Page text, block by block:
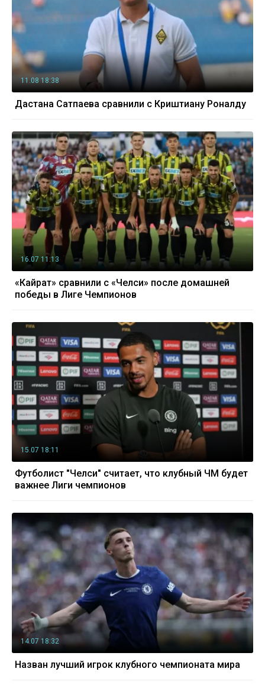
11.08 18:38
Дастана Сатпаева сравнили с Криштиану Роналду
16.07 11:13
«Кайрат» сравнили с «Челси» после домашней
победы в Лиге Чемпионов
15.07 18:11
Футболист "Челси" считает, что клубный ЧМ будет
важнее Лиги чемпионов
14.07 18:32
Назван лучший игрок клубного чемпионата мира